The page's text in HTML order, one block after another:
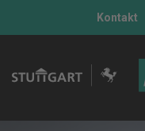
Kontakt